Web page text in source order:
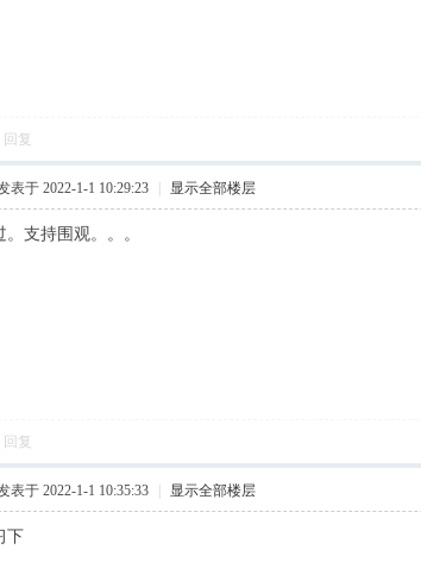
回复
表于 2022-1-1 10:29:23 显示全部楼层
。支持围观。。。
回复
表于 2022-1-1 10:35:33 显示全部楼层
下